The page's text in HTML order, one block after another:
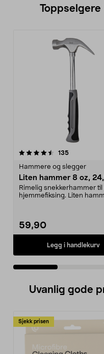
135anmeldelser
Hammere og slegger
Liten hammer 8 oz,
Rimelig snekkerhammer til
hjemmefiksing. Liten
59,90
Legg i handlekurv
4.5 av 5 stjerner
Uvanlig gode
Sjekk prisen